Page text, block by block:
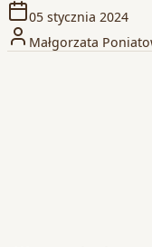
05 stycznia 2024
Małgorzata